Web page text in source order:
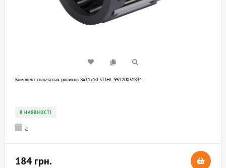
Комплект гольчатых роликов 8х11х10 STIHL 95120031834
В НАЯВНОСТІ
4
184 грн.